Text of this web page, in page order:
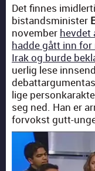
Det finnes
bis­tandsmin­is­ter
novem­ber hevdet
hadde gått inn
Irak og burde
uerlig lese
lige
seg ned. Han er
for­vokst gutt-